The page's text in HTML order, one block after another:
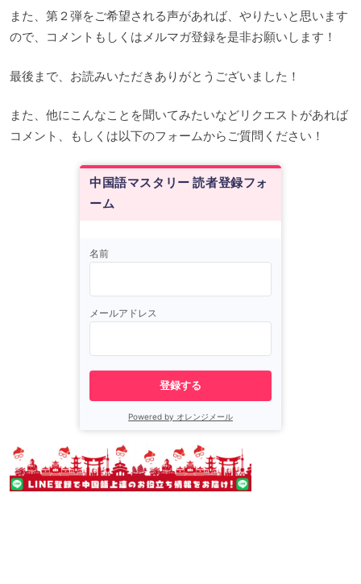
また、第２弾をご希望される声があれば、やりたいと思います
ので、コメントもしくはメルマガ登録を是非お願いします！
最後まで、お読みいただきありがとうございました！
また、他にこんなことを聞いてみたいなどリクエストがあれば
コメント、もしくは以下のフォームからご質問ください！
中国語マスタリー 読者登録フォ
ーム
名前
メールアドレス
登録する
Powered by オレンジメール